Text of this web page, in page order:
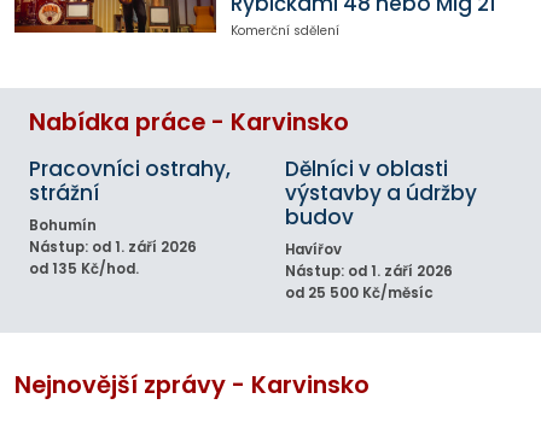
Komerční sdělení
Nabídka práce - Karvinsko
Pracovníci ostrahy,
strážní
Bohumín
Nástup: od 1. září 2026
od 135 Kč/hod.
Dělníci v oblasti
výstavby a údržby
budov
Havířov
Nástup: od 1. září 2026
od 25 500 Kč/měsíc
Nejnovější zprávy - Karvinsko